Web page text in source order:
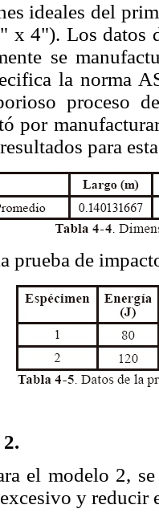
ideales del
x 4"). Los datos
se
la norma
proceso
por
para
prueba de
el modelo 2,
y reducir